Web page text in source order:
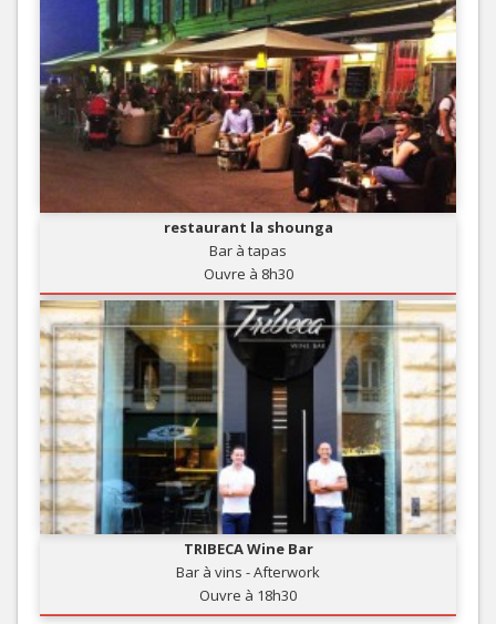
restaurant la shounga
Bar à tapas
Ouvre à 8h30
TRIBECA Wine Bar
Bar à vins - Afterwork
Ouvre à 18h30